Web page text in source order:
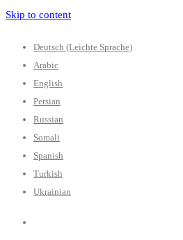
Skip to content
Deutsch (Leichte Sprache)
Arabic
English
Persian
Russian
Somali
Spanish
Turkish
Ukrainian